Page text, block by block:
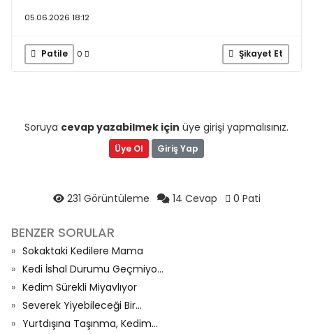
05.06.2026 18:12
Patile 0 Şikayet Et
Soruya cevap yazabilmek için üye girişi yapmalısınız.
Üye Ol Giriş Yap
231 Görüntüleme 14 Cevap 0 Pati
BENZER SORULAR
Sokaktaki Kedilere Mama
Kedi İshal Durumu Geçmiyo...
Kedim Sürekli Miyavlıyor
Severek Yiyebileceği Bir...
Yurtdışına Taşınma, Kedim...